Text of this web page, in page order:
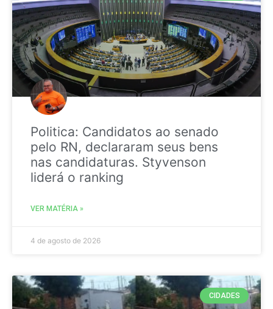
Politica: Candidatos ao senado
pelo RN, declararam seus bens
nas candidaturas. Styvenson
liderá o ranking
VER MATÉRIA »
4 de agosto de 2026
CIDADES